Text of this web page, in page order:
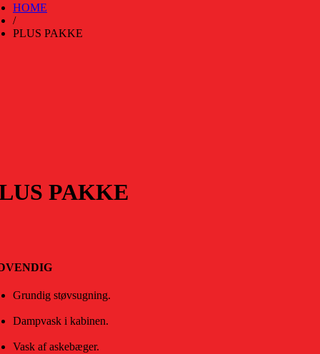
HOME
/
PLUS PAKKE
PAKKE
Grundig støvsugning.
Dampvask i kabinen.
Vask af askebæger.